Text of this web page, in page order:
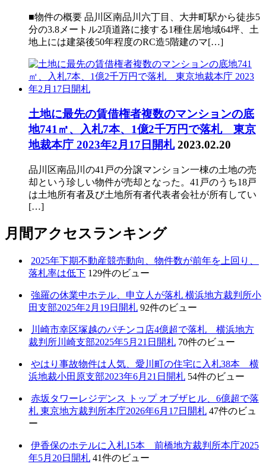
■物件の概要 品川区南品川六丁目、大井町駅から徒歩5
分の3.8メートル2項道路に接する1種住居地域64坪、土
地上には建築後50年程度のRC造5階建のマ[…]
土地に最先の賃借権者複数のマンションの底
地741㎡、入札7本、1億2千万円で落札 東京
地裁本庁 2023年2月17日開札 2023.02.20
品川区南品川の41戸の分譲マンション一棟の土地の売
却という珍しい物件が売却となった。41戸のうち18戸
は土地所有者及び土地所有者代表者会社が所有してい
[…]
月間アクセスランキング
2025年下期不動産競売動向、物件数が前年を上回り、
落札率は低下 129件のビュー
強羅の休業中ホテル、申立人が落札 横浜地方裁判所小
田支部2025年2月19日開札 92件のビュー
川崎市幸区塚越のパチンコ店4億超で落札 横浜地方
裁判所川崎支部2025年5月21日開札 70件のビュー
やはり事故物件は人気、愛川町の住宅に入札38本 横
浜地裁小田原支部2023年6月21日開札 54件のビュー
赤坂タワーレジデンス トップ オブザヒル、6億超で落
札 東京地方裁判所本庁2026年6月17日開札 47件のビュ
ー
伊香保のホテルに入札15本 前橋地方裁判所本庁2025
年5月20日開札 41件のビュー